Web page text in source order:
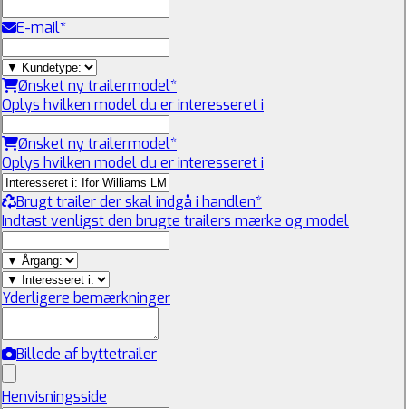
E-mail*
Ønsket ny trailermodel*
Oplys hvilken model du er interesseret i
Ønsket ny trailermodel*
Oplys hvilken model du er interesseret i
Brugt trailer der skal indgå i handlen*
Indtast venligst den brugte trailers mærke og model
Yderligere bemærkninger
Billede af byttetrailer
Henvisningsside